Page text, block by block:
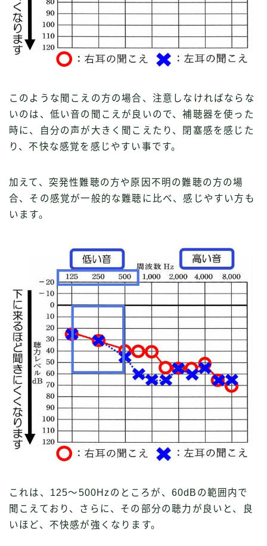
このような聞こえの方の場合、注意しなければならな
いのは、低い音の聞こえが良いので、補聴器を使った
時に、自分の声が大きく聞こえたり、閉塞感を感じた
り、不快な感覚を感じやすい事です。
加えて、突発性難聴の方や原因不明の難聴の方の場
合、その感覚が一般的な難聴に比べ、感じやすい方も
います。
これは、125〜500Hzのところが、60dBの範囲内で
聞こえており、さらに、その部分の聴力が良いと、良
いほど、不快感が強くなります。